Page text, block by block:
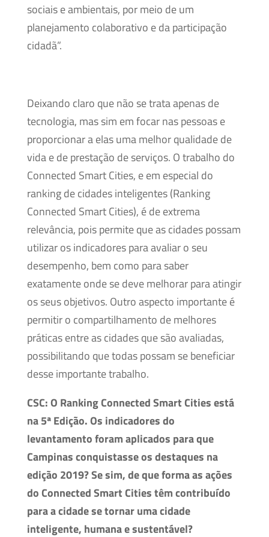
sociais e ambientais, por meio de um
planejamento colaborativo e da participação
cidadã”.
Deixando claro que não se trata apenas de
tecnologia, mas sim em focar nas pessoas e
proporcionar a elas uma melhor qualidade de
vida e de prestação de serviços. O trabalho do
Connected Smart Cities, e em especial do
ranking de cidades inteligentes (Ranking
Connected Smart Cities), é de extrema
relevância, pois permite que as cidades possam
utilizar os indicadores para avaliar o seu
desempenho, bem como para saber
exatamente onde se deve melhorar para atingir
os seus objetivos. Outro aspecto importante é
permitir o compartilhamento de melhores
práticas entre as cidades que são avaliadas,
possibilitando que todas possam se beneficiar
desse importante trabalho.
CSC: O Ranking Connected Smart Cities está
na 5ª Edição.Os indicadores do
levantamento foram aplicados para que
Campinas conquistasse os destaques na
edição 2019? Se sim, de que forma as ações
do Connected Smart Cities têm contribuído
para a cidade se tornar uma cidade
inteligente, humana e sustentável?